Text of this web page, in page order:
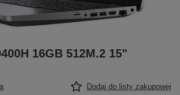
16GB 512M.2 15"
Dodaj do listy zakupowej